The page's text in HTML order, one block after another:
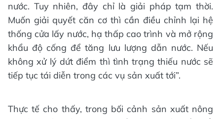
nước. Tuy nhiên, đây chỉ là giải pháp tạm thời.
Muốn giải quyết căn cơ thì cần điều chỉnh lại hệ
thống cửa lấy nước, hạ thấp cao trình và mở rộng
khẩu độ cống để tăng lưu lượng dẫn nước. Nếu
không xử lý dứt điểm thì tình trạng thiếu nước sẽ
tiếp tục tái diễn trong các vụ sản xuất tới”.
Thực tế cho thấy, trong bối cảnh sản xuất nông